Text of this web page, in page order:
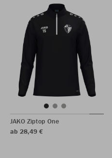
JAKO Ziptop One
ab 28,49 €